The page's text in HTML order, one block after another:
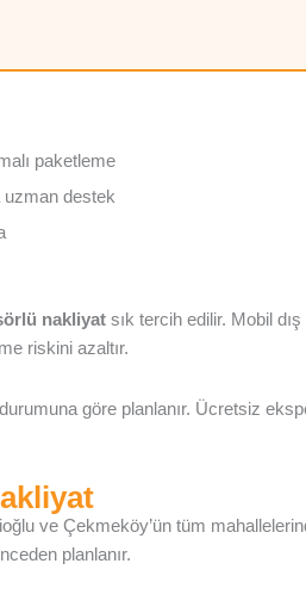
paketleme
uzman destek
nakliyat sık tercih edilir. Mobil
riskini azaltır.
göre planlanır. Ücretsiz
ve Çekmeköy’ün tüm
planlanır.